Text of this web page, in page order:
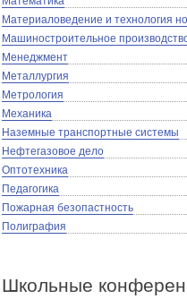
Материаловедение и технология
Машиностроительное
Менеджмент
Металлургия
Метрология
Механика
Наземные транспортные системы
Нефтегазовое дело
Оптотехника
Педагогика
Пожарная безопастность
Полиграфия
Школьные